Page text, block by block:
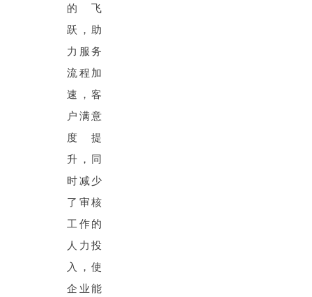
的飞
跃，助
力服务
流程加
速，客
户满意
度提
升，同
时减少
了审核
工作的
人力投
入，使
企业能